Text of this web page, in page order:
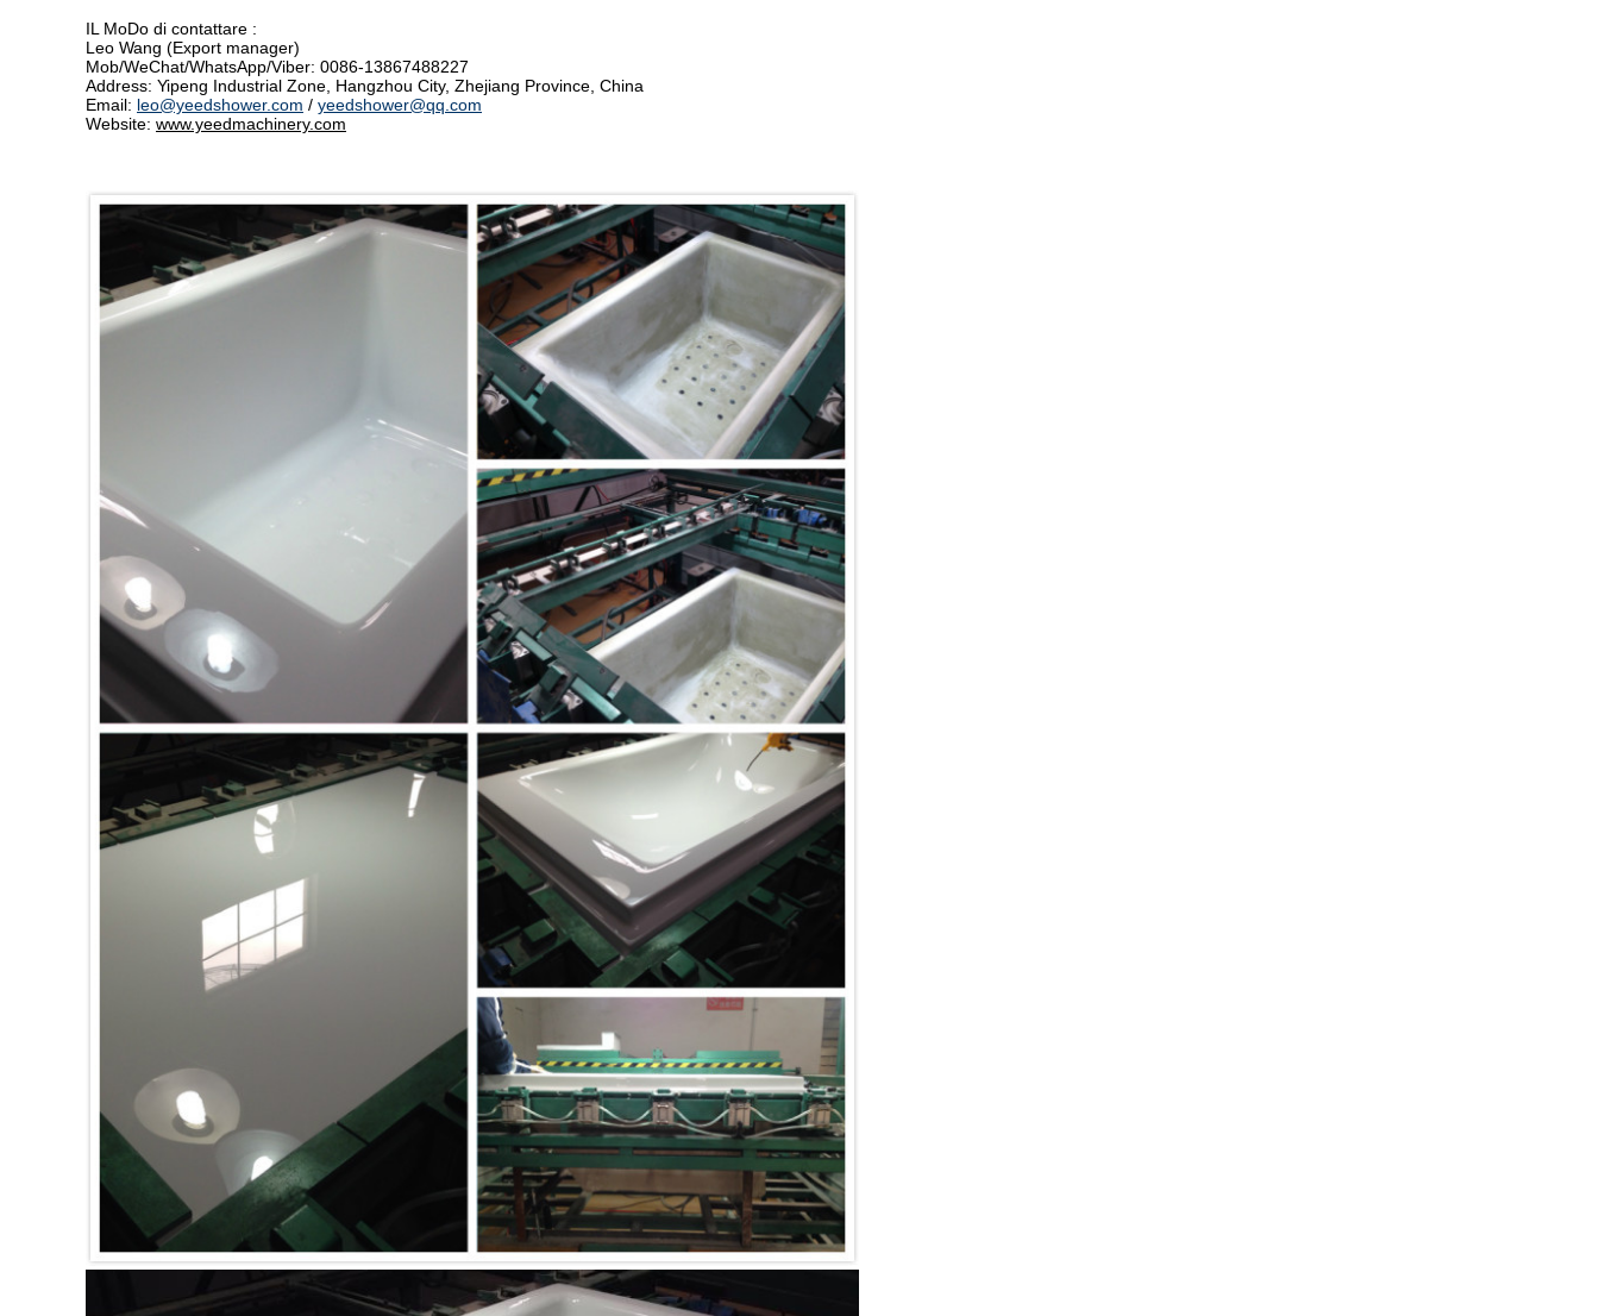
IL MoDo di contattare :
Leo Wang (Export manager)
Mob/WeChat/WhatsApp/Viber: 0086-13867488227
Address: Yipeng Industrial Zone, Hangzhou City, Zhejiang Province, China
Email: leo@yeedshower.com / yeedshower@qq.com
Website: www.yeedmachinery.com